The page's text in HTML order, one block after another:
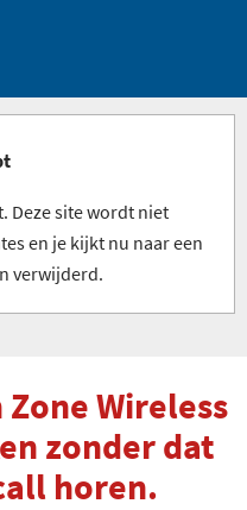
Deze site wordt niet
en je kijkt nu naar een
verwijderd.
Wireless
zonder dat
horen.